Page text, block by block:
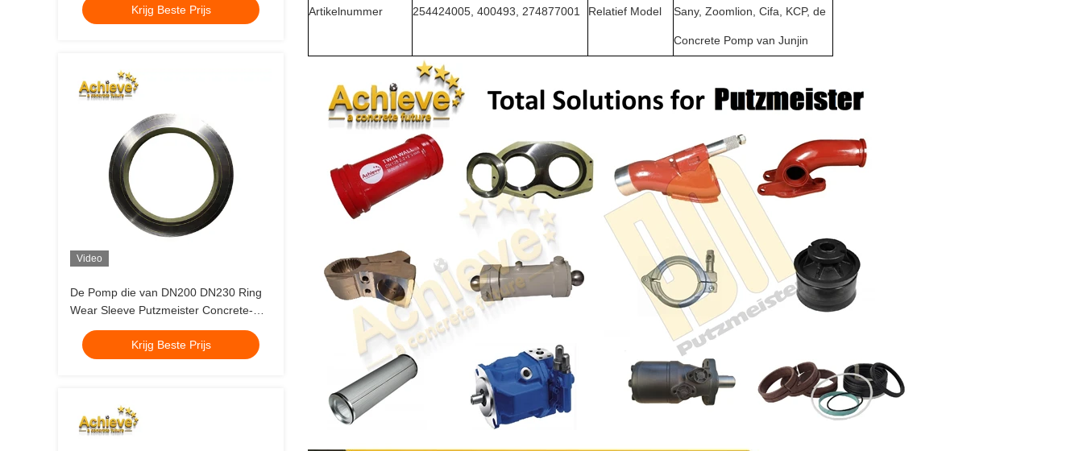
Krijg Beste Prijs
Video
De Pomp die van DN200 DN230 Ring
Wear Sleeve Putzmeister Concrete-
Pompvervangstukken snijden
Krijg Beste Prijs
Artikelnummer 254424005, 400493, 274877001 Relatief Model Sany, Zoomlion, Cifa, KCP, de
Concrete Pomp van Junjin